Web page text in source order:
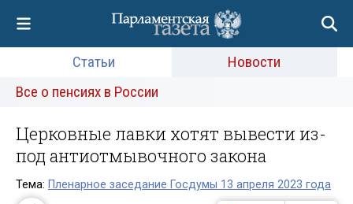
Статьи
Новости
Все о пенсиях в России
Церковные лавки хотят вывести из-
под антиотмывочного закона
Тема: Пленарное заседание Госдумы 13 апреля 2023 года